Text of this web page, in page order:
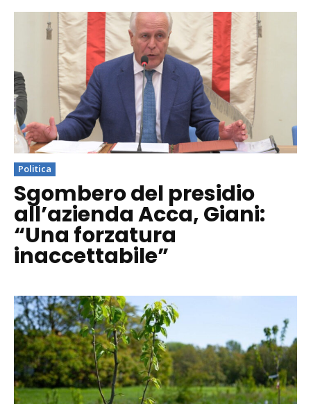
Politica
Sgombero del presidio
all’azienda Acca, Giani:
“Una forzatura
inaccettabile”